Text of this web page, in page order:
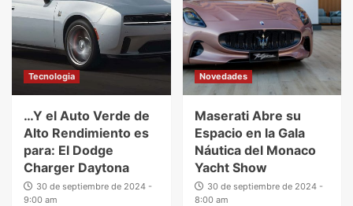
Tecnologia
…Y el Auto Verde de
Alto Rendimiento es
para: El Dodge
Charger Daytona
30 de septiembre de 2024 -
9:00 am
Novedades
Maserati Abre su
Espacio en la Gala
Náutica del Monaco
Yacht Show
30 de septiembre de 2024 -
8:00 am